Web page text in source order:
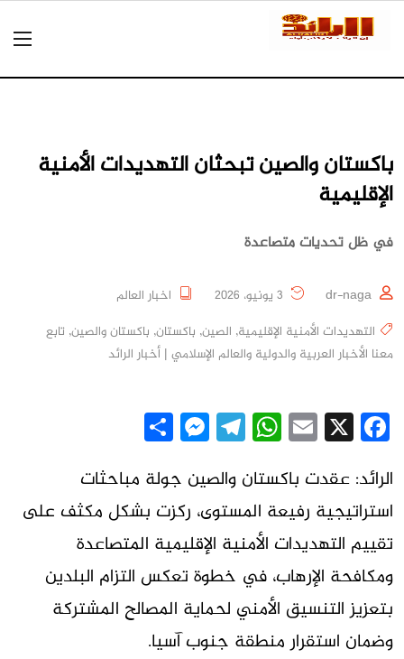
باكستان والصين تبحثان التهديدات الأمنية
الإقليمية
في ظل تحديات متصاعدة
dr-naga
اخبار العالم
التهديدات الأمنية الإقليمية, الصين, باكستان, باكستان والصين, تابع
معنا الأخبار العربية والدولية والعالم الإسلامي | أخبار الرائد
Facebook
X
Email
WhatsApp
Telegram
Messenger
الرائد: عقدت باكستان والصين جولة مباحثات
استراتيجية رفيعة المستوى، ركزت بشكل مكثف على
تقييم التهديدات الأمنية الإقليمية المتصاعدة
ومكافحة الإرهاب، في خطوة تعكس التزام البلدين
بتعزيز التنسيق الأمني لحماية المصالح المشتركة
وضمان استقرار منطقة جنوب آسيا.